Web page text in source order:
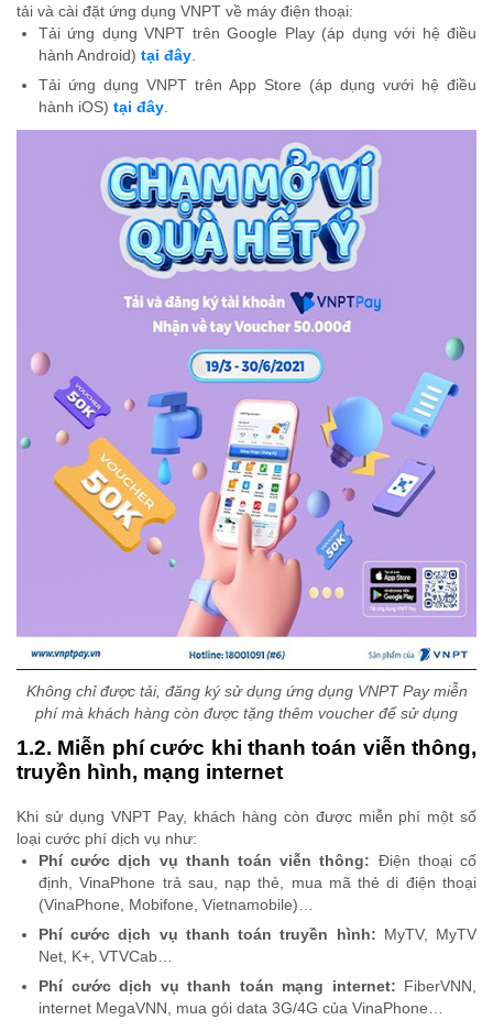
tải và cài đặt ứng dụng VNPT về máy điện thoại:
Tải ứng dụng VNPT trên Google Play (áp dụng với hệ điều
hành Android) tại đây.
Tải ứng dụng VNPT trên App Store (áp dụng vưới hệ điều
hành iOS) tại đây.
Không chỉ được tải, đăng ký sử dụng ứng dụng VNPT Pay miễn
phí mà khách hàng còn được tặng thêm voucher để sử dụng
1.2. Miễn phí cước khi thanh toán viễn thông,
truyền hình, mạng internet
Khi sử dụng VNPT Pay, khách hàng còn được miễn phí một số
loại cước phí dịch vụ như:
Phí cước dịch vụ thanh toán viễn thông: Điện thoại cố
định, VinaPhone trả sau, nạp thẻ, mua mã thẻ di điện thoại
(VinaPhone, Mobifone, Vietnamobile)…
Phí cước dịch vụ thanh toán truyền hình: MyTV, MyTV
Net, K+, VTVCab…
Phí cước dịch vụ thanh toán mạng internet: FiberVNN,
internet MegaVNN, mua gói data 3G/4G của VinaPhone…